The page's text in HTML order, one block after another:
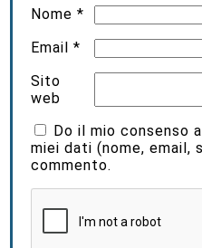
Nome*
Email*
Sito
web
Do il mio consenso
miei dati (nome, email,
commento.